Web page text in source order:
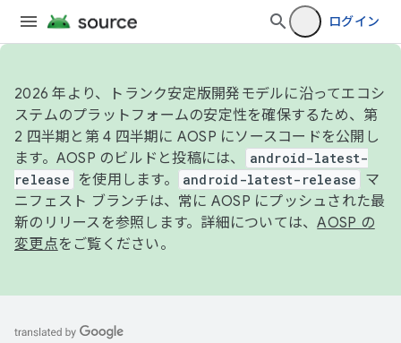
ログイン
2026 年より、トランク安定版開発モデルに沿ってエコシ
ステムのプラットフォームの安定性を確保するため、第
2 四半期と第 4 四半期に AOSP にソースコードを公開し
ます。AOSP のビルドと投稿には、
android-latest-
release
を使用します。 android-latest-release
マ
ニフェスト ブランチは、常に AOSP にプッシュされた最
新のリリースを参照します。詳細については、AOSP の
変更点をご覧ください。